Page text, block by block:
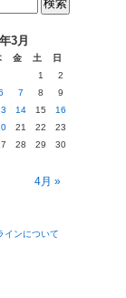
3月
金 土 日
4月 »
1
2
7 8
9
14 15
16
21 22
23
28 29
30
インについて